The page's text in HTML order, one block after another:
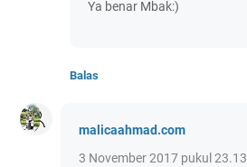
Ya benar Mbak:)
Balas
malicaahmad.com
3 November 2017 pukul 23.13